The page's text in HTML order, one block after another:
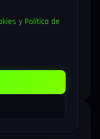
de Arkaia.
y Política de